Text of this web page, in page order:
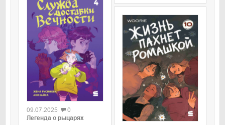
09.07.2025
0
Легенда о рыцарях
0